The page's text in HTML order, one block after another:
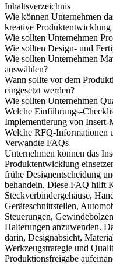
Inhaltsverzeichnis
Wie können Unternehmen
kreative Produktentwicklung
Wie sollten Unternehmen
Wie sollten Design- und
Wie sollten Unternehmen
auswählen?
Wann sollte vor dem
eingesetzt werden?
Wie sollten Unternehmen
Welche Einführungs-
Implementierung von Insert-
Welche RFQ-Informationen
Verwandte FAQs
Unternehmen können das
Produktentwicklung
frühe Designentscheidung
behandeln. Diese FAQ hilft
Steckverbindergehäuse,
Geräteschnittstellen,
Steuerungen,
Halterungen anzuwenden.
darin, Designabsicht,
Werkzeugstrategie und
Produktionsfreigabe